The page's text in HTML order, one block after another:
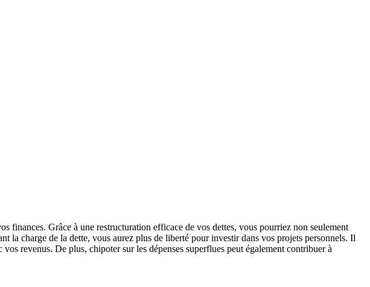
finances. Grâce à une restructuration efficace de vos dettes, vous pourriez non seulement
la charge de la dette, vous aurez plus de liberté pour investir dans vos projets personnels. Il
revenus. De plus, chipoter sur les dépenses superflues peut également contribuer à